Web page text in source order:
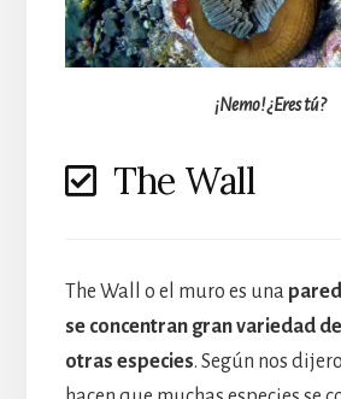
¡Nemo! ¿Eres tú?
The Wall
The Wall o el muro es una
se concentran gran variedad
otras especies. Según nos